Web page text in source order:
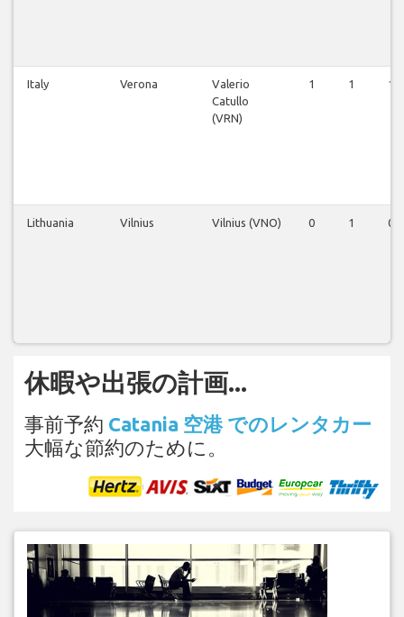
Italy Verona
Valerio
Catullo
(VRN)
1 1 1
Lithuania Vilnius Vilnius (VNO) 0 1 0
休暇や出張の計画...
事前予約 Catania 空港 でのレンタカー
大幅な節約のために。